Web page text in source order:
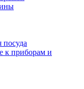
посуда
к приборам и